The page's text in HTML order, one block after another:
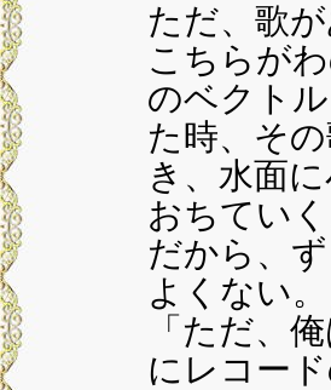
ただ、歌
こちらが
のベクト
た時、そ
き、水面
おちていく
だから、
よくない。
「ただ、
にレコー